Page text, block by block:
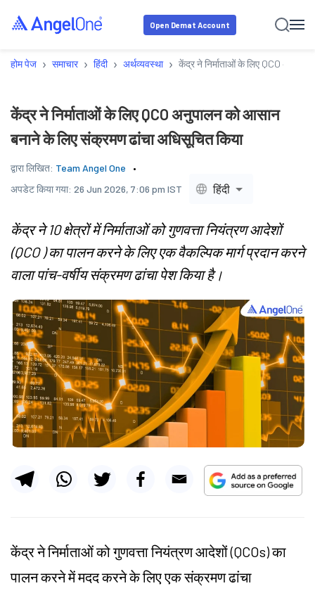
Open Demat Account
होम पेज › समाचार › हिंदी › अर्थव्यवस्था › केंद्र ने निर्माताओं के लिए QCO
केंद्र ने निर्माताओं के लिए QCO अनुपालन को आसान
बनाने के लिए संक्रमण ढांचा अधिसूचित किया
द्वारा लिखित: Team Angel One
अपडेट किया गया: 26 Jun 2026, 7:06 pm IST हिंदी
केंद्र ने 10 क्षेत्रों में निर्माताओं को गुणवत्ता नियंत्रण आदेशों
(QCO ) का पालन करने के लिए एक वैकल्पिक मार्ग प्रदान करने
वाला पांच-वर्षीय संक्रमण ढांचा पेश किया है।
केंद्र ने निर्माताओं को गुणवत्ता नियंत्रण आदेशों (QCOs) का
पालन करने में मदद करने के लिए एक संक्रमण ढांचा